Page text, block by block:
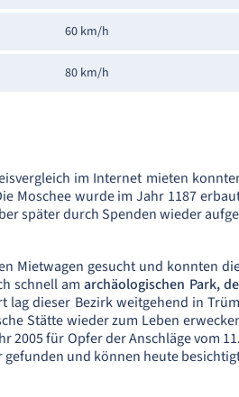
60 km/h
80 km/h
im Internet mieten
Moschee wurde im Jahr 1187
später durch Spenden wieder
Mietwagen gesucht und konnten
schnell amarchäologischen Park,
lag dieser Bezirk weitgehend in
Stätte wieder zum Leben
2005 für Opfer der Anschläge vom
und können heute